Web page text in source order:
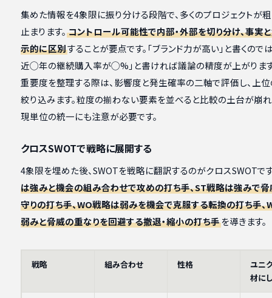
集めた情報を4象限に振り分ける段階で、多くのプロジェクトが
止まります。 コントロール可能性で内部・外部を切り分け、事実
示的に区別することが要点です。「ブランド力が高い」と書くのでは
近◯年の継続購入率が◯%」と書ければ議論の精度が上がりま
重要度を整理する際は、影響度と発生確率の二軸で評価し、上
絞り込みます。粒度の揃わない要素を並べると比較の土台が崩れ
現単位の統一にも注意が必要です。
クロスSWOTで戦略に展開する
4象限を埋めた後、SWOTを戦略に翻訳するのがクロスSWOTです
は強みと機会の組み合わせで攻めの打ち手、ST戦略は強みで
守りの打ち手、WO戦略は弱みを機会で克服する転換の打ち手、
弱みと脅威の重なりを回避する撤退・縮小の打ち手を導きます。
戦略 組み合わせ 性格
ユニ
材に